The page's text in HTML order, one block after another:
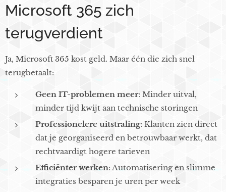
Microsoft 365 zich
terugverdient
Ja, Microsoft 365 kost geld. Maar één die zich snel
terugbetaalt:
Geen IT-problemen meer: Minder uitval,
minder tijd kwijt aan technische storingen
Professionelere uitstraling: Klanten zien direct
dat je georganiseerd en betrouwbaar werkt, dat
rechtvaardigt hogere tarieven
Efficiënter werken: Automatisering en slimme
integraties besparen je uren per week